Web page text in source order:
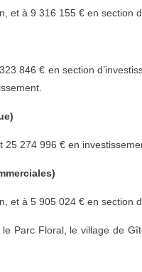
et à 9 316 155 € en section
846 € en section
274 996 € en
et à 5 905 024 € en section
Parc Floral, le village de